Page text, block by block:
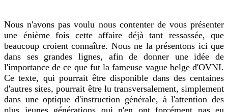
Nous n'avons pas voulu nous contenter de vous présenter
une énième fois cette affaire déjà tant ressassée, que
beaucoup croient connaître. Nous ne la présentons ici que
dans ses grandes lignes, afin de donner une idée de
l'importance de ce que fut la fameuse vague belge d'OVNI.
Ce texte, qui pourrait être disponible dans des centaines
d'autres sites, pourrait être lu transversalement, simplement
dans une optique d'instruction générale, à l'attention des
plus jeunes générations qui n'en ont forcément pas eu